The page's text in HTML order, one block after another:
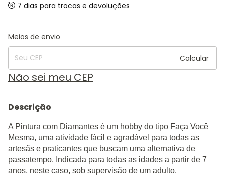
7 dias para trocas e devoluções
Entregas para o CEP:
Meios de envio
Calcular
Não sei meu CEP
Descrição
A Pintura com Diamantes é um hobby do tipo Faça Você
Mesma, uma atividade fácil e agradável para todas as
artesãs e praticantes que buscam uma alternativa de
passatempo. Indicada para todas as idades a partir de 7
anos, neste caso, sob supervisão de um adulto.